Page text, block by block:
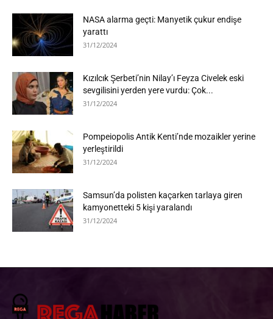
NASA alarma geçti: Manyetik çukur endişe
yarattı
31/12/2024
Kızılcık Şerbeti’nin Nilay’ı Feyza Civelek eski
sevgilisini yerden yere vurdu: Çok...
31/12/2024
Pompeiopolis Antik Kenti’nde mozaikler yerine
yerleştirildi
31/12/2024
Samsun’da polisten kaçarken tarlaya giren
kamyonetteki 5 kişi yaralandı
31/12/2024